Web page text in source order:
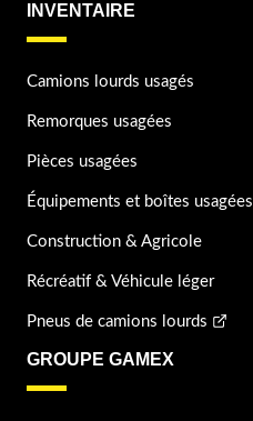
INVENTAIRE
Camions lourds usagés
Remorques usagées
Pièces usagées
Équipements et boîtes usagées
Construction & Agricole
Récréatif & Véhicule léger
Pneus de camions lourds
GROUPE GAMEX